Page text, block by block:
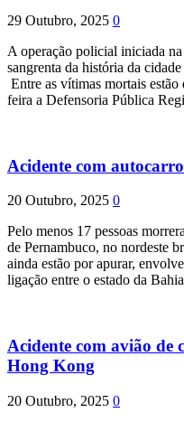
29 Outubro, 2025 0
A operação policial iniciada
sangrenta da história da
Entre as vítimas mortais
feira a Defensoria Pública
Acidente com
20 Outubro, 2025 0
Pelo menos 17 pessoas
de Pernambuco, no nordeste
ainda estão por apurar,
ligação entre o estado da
Acidente com avião de
Hong Kong
20 Outubro, 2025 0